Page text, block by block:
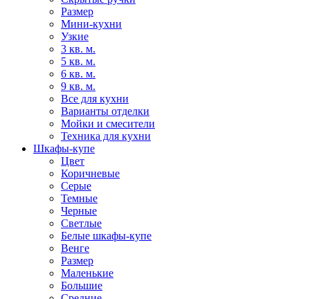
Размер
Мини-кухни
Узкие
3 кв. м.
5 кв. м.
6 кв. м.
9 кв. м.
Все для кухни
Варианты отделки
Мойки и смесители
Техника для кухни
Шкафы-купе
Цвет
Коричневые
Серые
Темные
Черные
Светлые
Белые шкафы-купе
Венге
Размер
Маленькие
Большие